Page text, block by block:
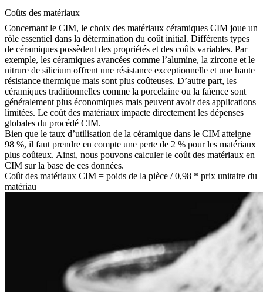
Coûts des matériaux
Concernant le CIM, le choix des matériaux céramiques CIM joue un
rôle essentiel dans la détermination du coût initial. Différents types
de céramiques possèdent des propriétés et des coûts variables. Par
exemple, les céramiques avancées comme l’alumine, la zircone et le
nitrure de silicium offrent une résistance exceptionnelle et une haute
résistance thermique mais sont plus coûteuses. D’autre part, les
céramiques traditionnelles comme la porcelaine ou la faïence sont
généralement plus économiques mais peuvent avoir des applications
limitées. Le coût des matériaux impacte directement les dépenses
globales du procédé CIM.
Bien que le taux d’utilisation de la céramique dans le CIM atteigne
98 %, il faut prendre en compte une perte de 2 % pour les matériaux
plus coûteux. Ainsi, nous pouvons calculer le coût des matériaux en
CIM sur la base de ces données.
Coût des matériaux CIM = poids de la pièce / 0,98 * prix unitaire du
matériau